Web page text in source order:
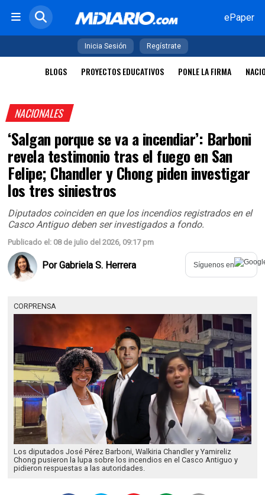
ePaper
Inicia Sesión Regístrate
BLOGS PROYECTOS EDUCATIVOS PONLE LA FIRMA
NACIONALES
‘Salgan porque se va a incendiar’: Barboni
revela testimonio tras el fuego en San
Felipe; Chandler y Chong piden investigar
los tres siniestros
Diputados coinciden en que los incendios registrados en el
Casco Antiguo deben ser investigados a fondo.
Publicado el: 08 de julio del 2026, 09:17 pm
PorGabriela S. Herrera Síguenos en
CORPRENSA
Los diputados José Pérez Barboni, Walkiria Chandler y Yamireliz
Chong pusieron la lupa sobre los incendios en el Casco Antiguo y
pidieron respuestas a las autoridades.